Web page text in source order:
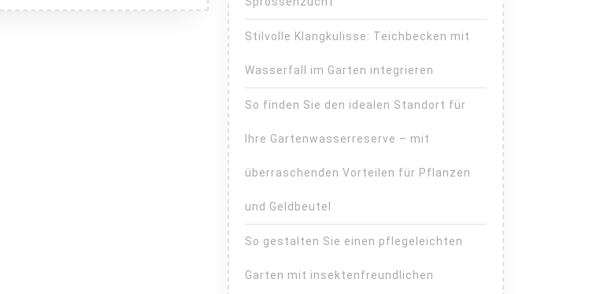
Stilvolle Klangkulisse: Teichbecken mit
Wasserfall im Garten integrieren
So finden Sie den idealen Standort für
Ihre Gartenwasserreserve – mit
überraschenden Vorteilen für Pflanzen
und Geldbeutel
So gestalten Sie einen pflegeleichten
Garten mit insektenfreundlichen